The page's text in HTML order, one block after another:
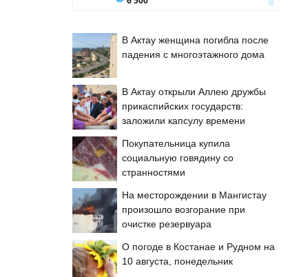
В Актау женщина погибла после
падения с многоэтажного дома
В Актау открыли Аллею дружбы
прикаспийских государств:
заложили капсулу времени
Покупательница купила
социальную говядину со
странностями
На месторождении в Мангистау
произошло возгорание при
очистке резервуара
О погоде в Костанае и Рудном на
10 августа, понедельник